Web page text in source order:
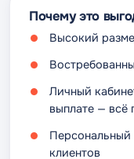
Почему это
Высокий
Личный
выплате — всё
Персональный
клиентов